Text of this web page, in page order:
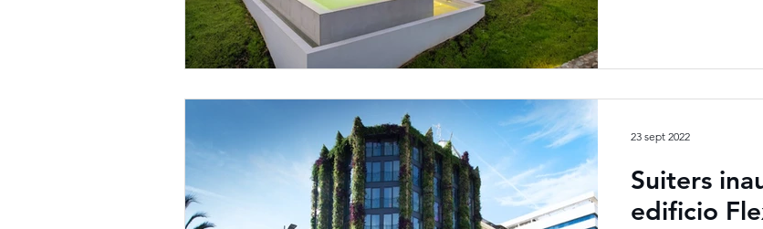
Suiters
edificio
23 sept 2022